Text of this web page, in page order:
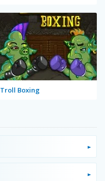
Troll Boxing